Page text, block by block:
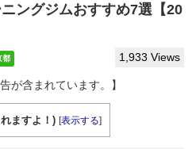
ングジムおすすめ7選【20
都 1,933 Views
が含まれています。】
ますよ！) [表示する]